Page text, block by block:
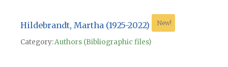
Hildebrandt, Martha (1925-2022) New!
Category:Authors (Bibliographic files)